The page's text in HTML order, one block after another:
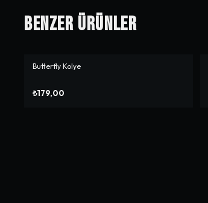
Benzer Ürünler
Butterfly Kolye
₺179,00